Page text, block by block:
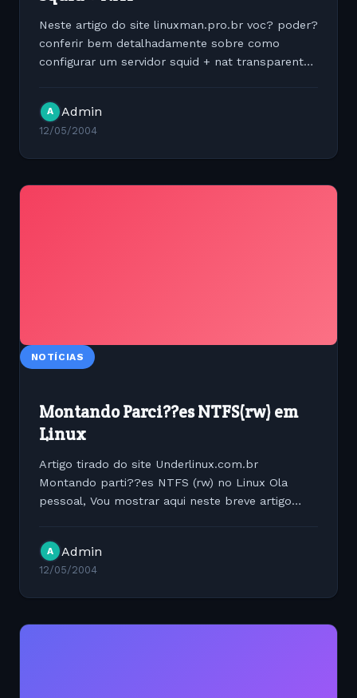
Neste artigo do site linuxman.pro.br voc? poder?
conferir bem detalhadamente sobre como
configurar um servidor squid + nat transparente.
A Admin
12/05/2004
NOTÍCIAS
Montando Parci??es NTFS(rw) em
Linux
Artigo tirado do site Underlinux.com.br
Montando parti??es NTFS (rw) no Linux Ola
pessoal, Vou mostrar aqui neste breve artigo
ntfs) no GNU/Linux. Mostrarei a...
A Admin
12/05/2004